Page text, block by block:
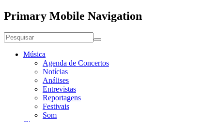
Primary Mobile Navigation
Música
Agenda de Concertos
Notícias
Análises
Entrevistas
Reportagens
Festivais
Som